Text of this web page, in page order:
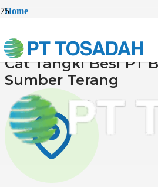
Home
Cat Tangki Besi PT Berkah Emas
Cat Tangki Besi PT
Sumber Terang